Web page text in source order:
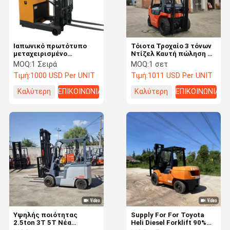
Αρχική
Σελίδα
Προϊόντα Βίντεο
Σχετικά Με
Εμάς
Τόιοτα Τροχαίο 3 τόνων
Ντίζελ Καυτή πώληση 3
τόνων Ντίζελ Τροχαίο
Τροχαίο Νέος κινητήρας
Ντίζελ 3 τόνων Τροχαίο
Carretilla Elevatora
MOQ:1 σετ
Τιμή:1011 USD Per UNIT
Καλύτερη
ΕΠΙΚΟΙΝΩΝΙΑ
Ιαπωνικό πρωτότυπο
μεταχειρισμένο
περονοφόρο ανυψωτικό
ντίζελ 1,5t τετράδρομο
για αποθήκη
MOQ:1 Σειρά
Τιμή:1000 USD Per UNIT
Καλύτερη
ΕΠΙΚΟΙΝΩΝΙΑ
Supply For For Toyota
Heli Diesel Forklift 90%
Υψηλής ποιότητας
2.5ton 3T 5T Νέα